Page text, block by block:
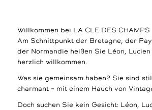
Willkommen bei LA CLE DES CHAMPS
Am Schnittpunkt der Bretagne, der
der Normandie heißen Sie Léon, Lucien
herzlich willkommen.
Was sie gemeinsam haben? Sie sind
charmant – mit einem Hauch von
Doch suchen Sie kein Gesicht: Léon,